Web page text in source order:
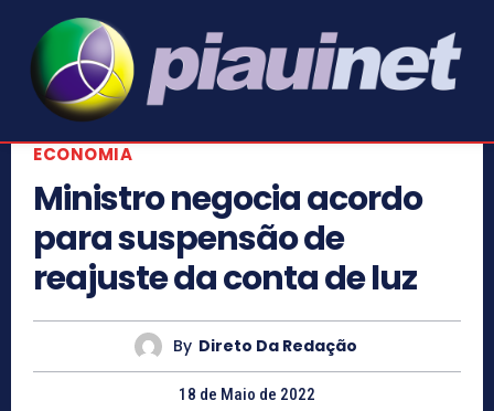
ECONOMIA
Ministro negocia acordo
para suspensão de
reajuste da conta de luz
By Direto Da Redação
18 de Maio de 2022